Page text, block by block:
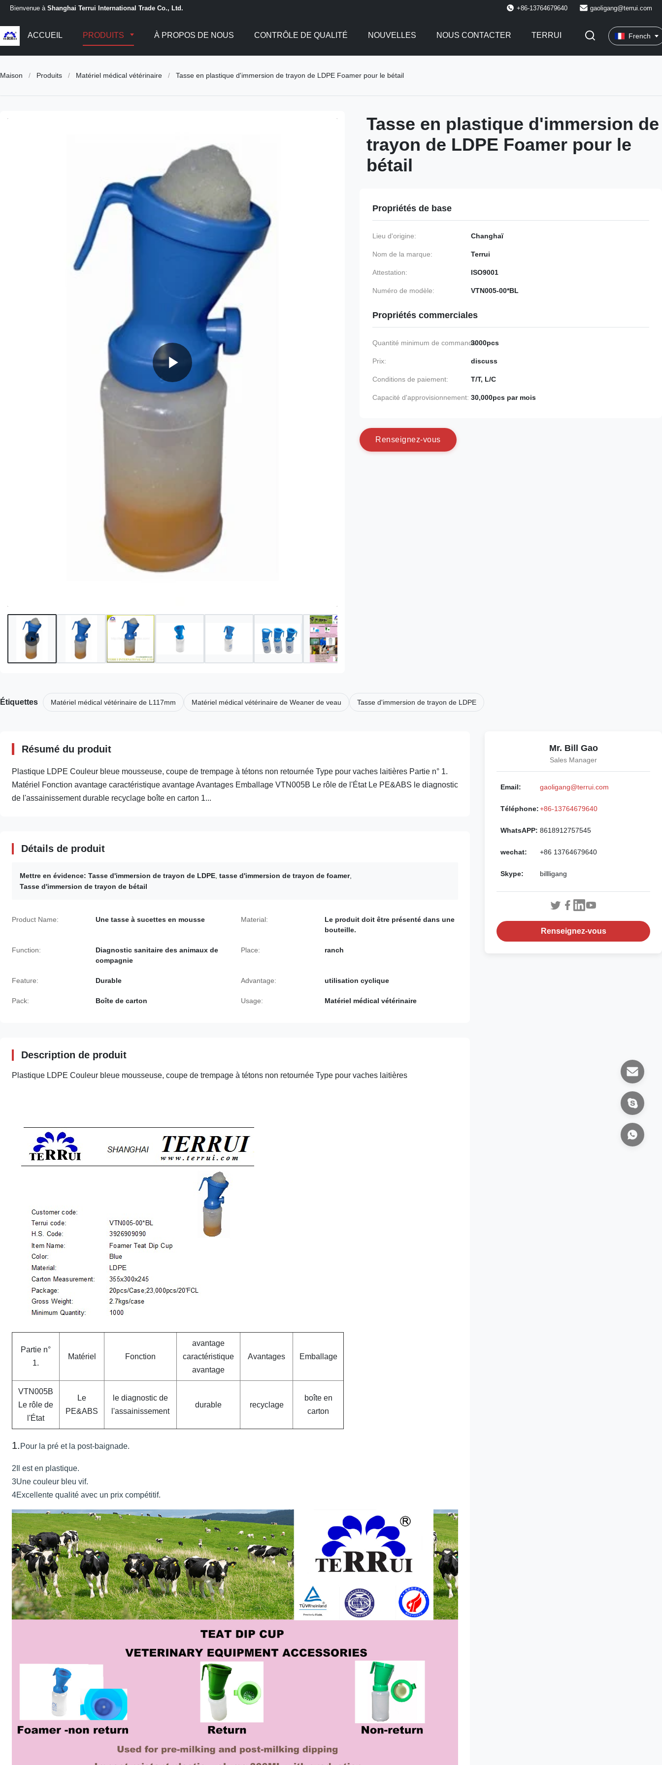
Bienvenue à Shanghai Terrui International Trade Co., Ltd. +86-13764679640 gaoligang@terrui.com
ACCUEIL PRODUITS À PROPOS DE NOUS CONTRÔLE DE QUALITÉ NOUVELLES NOUS CONTACTER TERRUI French
Maison / Produits / Matériel médical vétérinaire / Tasse en plastique d'immersion de trayon de LDPE Foamer pour le bétail
Tasse en plastique d'immersion de
trayon de LDPE Foamer pour le
bétail
Propriétés de base
Lieu d'origine: Changhaï
Nom de la marque: Terrui
Attestation: ISO9001
Numéro de modèle: VTN005-00*BL
Propriétés commerciales
Quantité minimum de commande:3000pcs
Prix: discuss
Conditions de paiement: T/T, L/C
Capacité d'approvisionnement: 30,000pcs par mois
Renseignez-vous
Étiquettes Matériel médical vétérinaire de L117mm Matériel médical vétérinaire de Weaner de veau Tasse d'immersion de trayon de LDPE
Résumé du produit
Plastique LDPE Couleur bleue mousseuse, coupe de trempage à tétons non retournée Type pour vaches laitières Partie n° 1.
Matériel Fonction avantage caractéristique avantage Avantages Emballage VTN005B Le rôle de l'État Le PE&ABS le diagnostic
de l'assainissement durable recyclage boîte en carton 1...
Détails de produit
Mettre en évidence: Tasse d'immersion de trayon de LDPE tasse d'immersion de trayon de foamer,
Tasse d'immersion de trayon de bétail
Product Name: Une tasse à sucettes en mousse Material:
Le produit doit être présenté dans une
bouteille.
Function:
Diagnostic sanitaire des animaux de
compagnie
Place: ranch
Feature: Durable Advantage: utilisation cyclique
Pack: Boîte de carton Usage: Matériel médical vétérinaire
Description de produit
Plastique LDPE Couleur bleue mousseuse, coupe de trempage à tétons non retournée Type pour vaches laitières
Partie n°
1.
Matériel Fonction
avantage
caractéristique
avantage
Avantages Emballage
VTN005B
Le rôle de
l'État
Le
PE&ABS
le diagnostic de
l'assainissement
durable recyclage
boîte en
carton
1. Pour la pré et la post-baignade.
2Il est en plastique.
3Une couleur bleu vif.
4Excellente qualité avec un prix compétitif.
Mr. Bill Gao
Sales Manager
Email: gaoligang@terrui.com
Téléphone:+86-13764679640
WhatsAPP: 8618912757545
wechat: +86 13764679640
Skype: billligang
Renseignez-vous